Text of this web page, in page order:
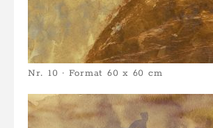
Nr. 10 · Format 60 x 60 cm